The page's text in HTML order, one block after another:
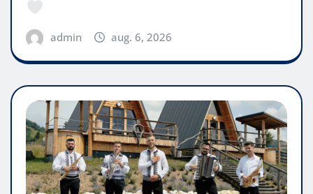
admin aug. 6, 2026